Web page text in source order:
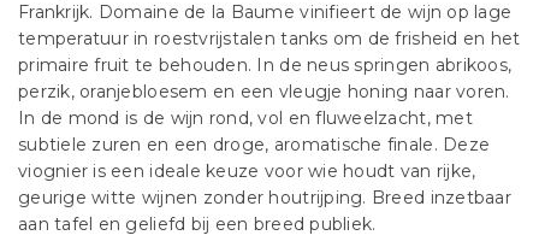
Frankrijk. Domaine de la Baume vinifieert de wijn op lage
temperatuur in roestvrijstalen tanks om de frisheid en het
primaire fruit te behouden. In de neus springen abrikoos,
perzik, oranjebloesem en een vleugje honing naar voren.
In de mond is de wijn rond, vol en fluweelzacht, met
subtiele zuren en een droge, aromatische finale. Deze
viognier is een ideale keuze voor wie houdt van rijke,
geurige witte wijnen zonder houtrijping. Breed inzetbaar
aan tafel en geliefd bij een breed publiek.